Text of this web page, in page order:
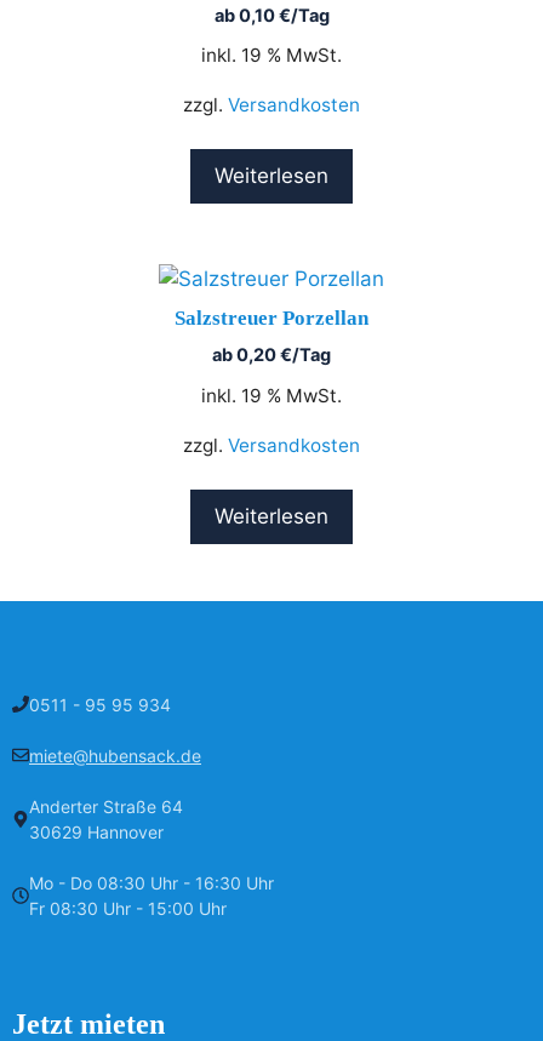
ab0,10€/Tag
inkl. 19 % MwSt.
zzgl. Versandkosten
Weiterlesen
Salzstreuer Porzellan
ab0,20€/Tag
inkl. 19 % MwSt.
zzgl. Versandkosten
Weiterlesen
0511 - 95 95 934
miete@hubensack.de
Anderter Straße 64
30629 Hannover
Mo - Do 08:30 Uhr - 16:30 Uhr
Fr 08:30 Uhr - 15:00 Uhr
Jetzt mieten